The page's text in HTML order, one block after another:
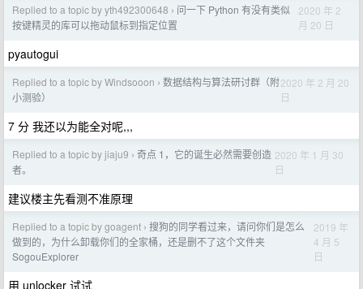
Replied to a topic by yth492300648 › 问一下 Python 有没有类似
按键精灵的库可以拖动鼠标到指定位置
2020 年 2
月 20 日
pyautogui
Replied to a topic by Windsooon › 数据结构与算法研讨群（附
小测验）
2020 年 2 月 20
日
7 分 我还以为能全对呢,,,
Replied to a topic by jiaju9 › 奇点 1，它的诞生必然需要创造
者。
2020 年 1 月 30
日
建议楼主先看测不准原理
Replied to a topic by goagent › 搜狗的同学看过来，请问你们是怎么
做到的，为什么卸载你们的全家桶，还是删不了这个文件夹
SogouExplorer
2019 年
4 月 5
日
用 unlocker 试试